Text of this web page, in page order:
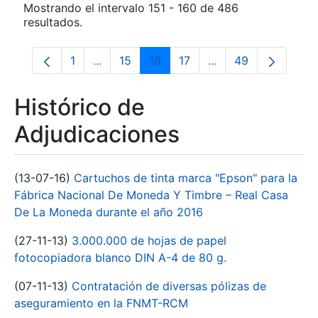
Mostrando el intervalo 151 - 160 de 486
resultados.
Página
1 ...Páginas intermedias Use TAB para
Página
15 Página
16 Página
17 ...PáginasPágina
49
Histórico de
Adjudicaciones
(13-07-16) Cartuchos de tinta marca "Epson" para la
Fábrica Nacional De Moneda Y Timbre – Real Casa
De La Moneda durante el año 2016
(27-11-13) 3.000.000 de hojas de papel
fotocopiadora blanco DIN A-4 de 80 g.
(07-11-13) Contratación de diversas pólizas de
aseguramiento en la FNMT-RCM